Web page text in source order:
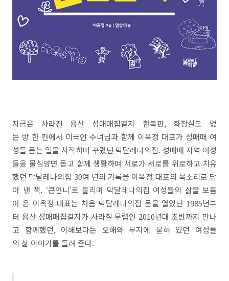
지금은 사라진 용산 성매매집결지 한복판, 화장실도 없
는 방 한 칸에서 미국인 수녀님과 함께 이옥정 대표가 성매매 여
성들 돕는 일을 시작하며 꾸렸던 막달레나의집. 성매매 지역 여성
들을 물심양면 돕고 함께 생활하며 서로가 서로를 위로하고 치유
했던 막달레나의집 30여 년의 기록을 이옥정 대표의 목소리로 담
아 낸 책. ‘큰언니’로 불리며 막달레나의집 여성들의 삶을 보듬
어 온 이옥정 대표는 처음 막달레나의집 문을 열었던 1985년부
터 용산 성매매집결지가 사라질 무렵인 2010년대 초반까지 만나
고 함께했던, 이해보다는 오해와 무지에 묻혀 있던 여성들
의 삶 이야기를 들려 준다.